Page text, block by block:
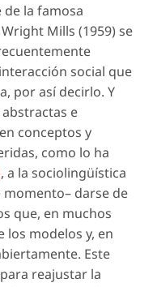
la famosa
Wright Mills (1959) se
social que
por así decirlo. Y
e
conceptos y
como lo ha
, a la sociolingüística
darse de
que, en muchos
los modelos y, en
Este
reajustar la